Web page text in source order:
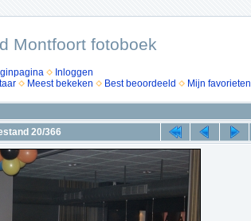
Montfoort fotoboek
Inloggen
Meest bekeken Best beoordeeld Mijn favorieten
20/366